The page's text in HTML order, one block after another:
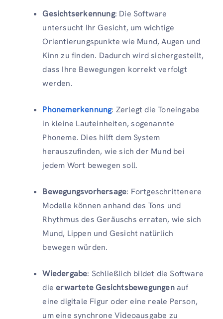
Gesichtserkennung: Die Software
untersucht Ihr Gesicht, um wichtige
Orientierungspunkte wie Mund, Augen und
Kinn zu finden. Dadurch wird sichergestellt,
dass Ihre Bewegungen korrekt verfolgt
werden.
Phonemerkennung: Zerlegt die Toneingabe
in kleine Lauteinheiten, sogenannte
Phoneme. Dies hilft dem System
herauszufinden, wie sich der Mund bei
jedem Wort bewegen soll.
Bewegungsvorhersage: Fortgeschrittenere
Modelle können anhand des Tons und
Rhythmus des Geräuschs erraten, wie sich
Mund, Lippen und Gesicht natürlich
bewegen würden.
Wiedergabe: Schließlich bildet die Software
dieerwartete Gesichtsbewegungenauf
eine digitale Figur oder eine reale Person,
um eine synchrone Videoausgabe zu